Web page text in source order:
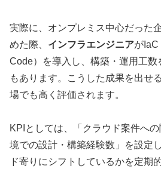
実際に、オンプレミス中心だった
めた際、 インフラエンジニアがIaC
Code）を導入し、構築・運用工数
もあります。こうした成果を出せ
場でも高く評価されます。
KPIとしては、「クラウド案件へ
境での設計・構築経験数」を設定
ド寄りにシフトしているかを定期